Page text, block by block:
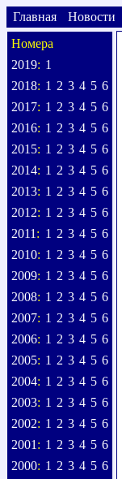
Главная Новости
Номера
2019: 1
2018: 1 2 3 4 5 6
2017: 1 2 3 4 5 6
2016: 1 2 3 4 5 6
2015: 1 2 3 4 5 6
2014: 1 2 3 4 5 6
2013: 1 2 3 4 5 6
2012: 1 2 3 4 5 6
2011 : 1 2 3 4 5 6
2010: 1 2 3 4 5 6
2009: 1 2 3 4 5 6
2008: 1 2 3 4 5 6
2007: 1 2 3 4 5 6
2006: 1 2 3 4 5 6
2005: 1 2 3 4 5 6
2004: 1 2 3 4 5 6
2003: 1 2 3 4 5 6
2002: 1 2 3 4 5 6
2001 : 1 2 3 4 5 6
2000: 1 2 3 4 5 6